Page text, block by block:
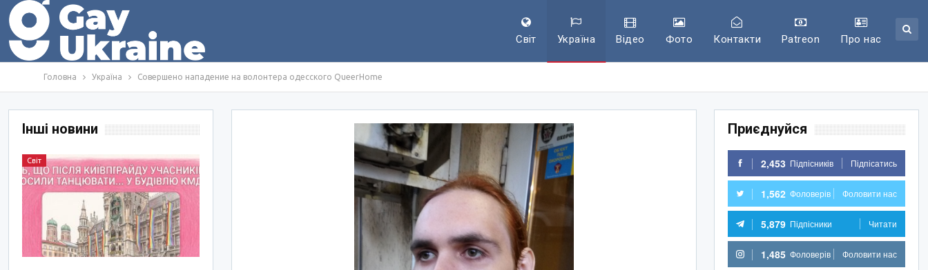
Світ Україна Відео Фото Контакти Patreon Про нас
Головна Україна Совершено нападение на волонтера одесского QueerHome
Приєднуйся
2,453 Підпісників Підпісатись
1,562 Фоловерів Фоловити нас
5,879 Підпісники Читати
1,485 Фоловерів Фоловити нас
Інші новини
Світ